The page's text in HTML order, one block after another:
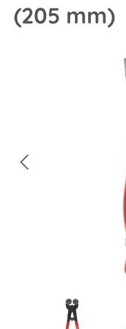
(205 mm)
Omitir galería de